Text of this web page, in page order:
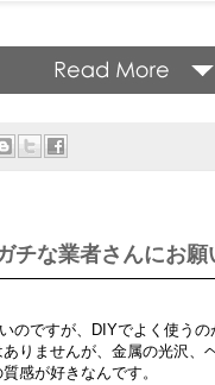
チな業者さんにお願
のですが、DIYでよく使うの
りませんが、金属の光沢、
感が好きなんです。